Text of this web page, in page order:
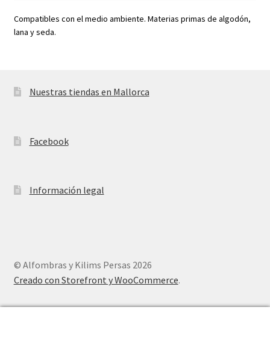
Compatibles con el medio ambiente. Materias primas de algodón,
lana y seda.
Nuestras tiendas en Mallorca
Facebook
Información legal
© Alfombras y Kilims Persas 2026
Creado con Storefront y WooCommerce.